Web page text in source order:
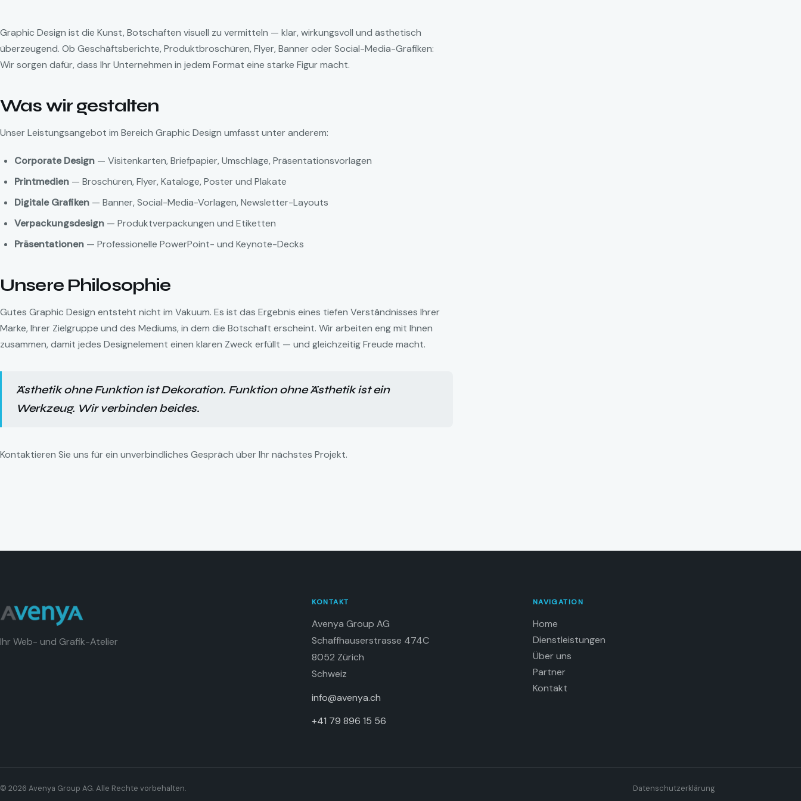
Graphic Design ist die Kunst, Botschaften visuell zu vermitteln — klar, wirkungsvoll und ästhetisch
überzeugend. Ob Geschäftsberichte, Produktbroschüren, Flyer, Banner oder Social-Media-Grafiken:
Wir sorgen dafür, dass Ihr Unternehmen in jedem Format eine starke Figur macht.
Was wir gestalten
Unser Leistungsangebot im Bereich Graphic Design umfasst unter anderem:
Corporate Design — Visitenkarten, Briefpapier, Umschläge, Präsentationsvorlagen
Printmedien — Broschüren, Flyer, Kataloge, Poster und Plakate
Digitale Grafiken — Banner, Social-Media-Vorlagen, Newsletter-Layouts
Verpackungsdesign — Produktverpackungen und Etiketten
Präsentationen — Professionelle PowerPoint- und Keynote-Decks
Unsere Philosophie
Gutes Graphic Design entsteht nicht im Vakuum. Es ist das Ergebnis eines tiefen Verständnisses Ihrer
Marke, Ihrer Zielgruppe und des Mediums, in dem die Botschaft erscheint. Wir arbeiten eng mit Ihnen
zusammen, damit jedes Designelement einen klaren Zweck erfüllt — und gleichzeitig Freude macht.
Ästhetik ohne Funktion ist Dekoration. Funktion ohne Ästhetik ist ein
Werkzeug. Wir verbinden beides.
Kontaktieren Sie uns für ein unverbindliches Gespräch über Ihr nächstes Projekt.
Ihr Web- und Grafik-Atelier
KONTAKT
Avenya Group AG
Schaffhauserstrasse 474C
8052 Zürich
Schweiz
info@avenya.ch
+41 79 896 15 56
NAVIGATION
Home
Dienstleistungen
Über uns
Partner
Kontakt
© 2026 Avenya Group AG. Alle Rechte vorbehalten. Datenschutzerklärung